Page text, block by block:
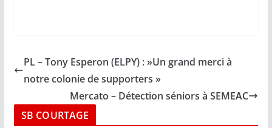
PL – Tony Esperon (ELPY) : »Un grand merci à
notre colonie de supporters »
Mercato – Détection séniors à SEMEAC
SB COURTAGE